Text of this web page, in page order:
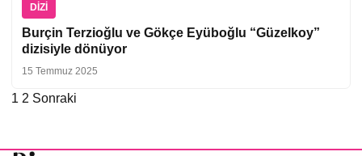
DIZI
Burçin Terzioğlu ve Gökçe Eyüboğlu “Güzelkoy”
dizisiyle dönüyor
15 Temmuz 2025
Yazı
1 2 Sonraki